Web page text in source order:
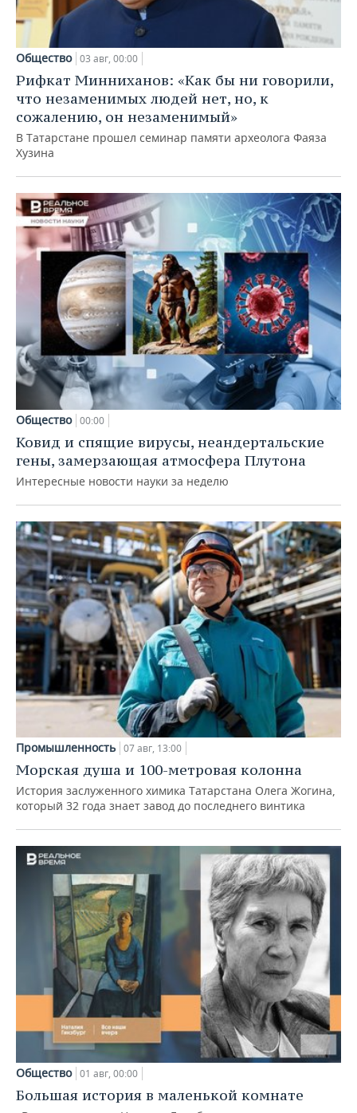
Общество 03 авг, 00:00
Рифкат Минниханов: «Как бы ни говорили,
что незаменимых людей нет, но, к
сожалению, он незаменимый»
В Татарстане прошел семинар памяти археолога Фаяза
Хузина
Общество 00:00
Ковид и спящие вирусы, неандертальские
гены, замерзающая атмосфера Плутона
Интересные новости науки за неделю
Промышленность 07 авг, 13:00
Морская душа и 100-метровая колонна
История заслуженного химика Татарстана Олега Жогина,
который 32 года знает завод до последнего винтика
Общество 01 авг, 00:00
Большая история в маленькой комнате